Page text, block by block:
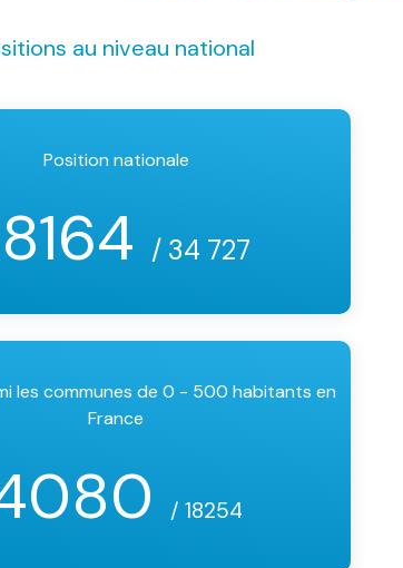
au niveau national
Position nationale
/ 34 727
les communes de 0 - 500 habitants en
France
/ 18254